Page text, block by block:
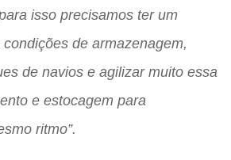
isso precisamos ter um
de armazenagem,
de navios e agilizar muito essa
e estocagem para
ritmo”.